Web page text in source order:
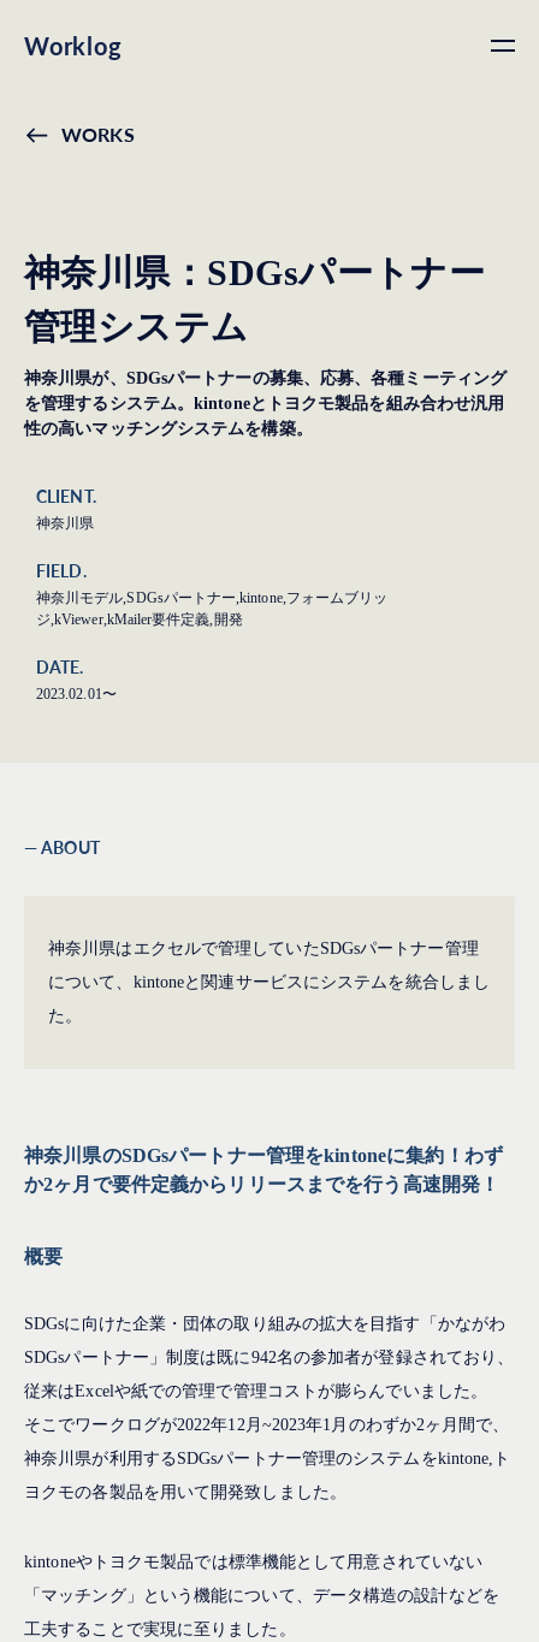
Worklog
WORKS
神奈川県：SDGsパートナー
管理システム
神奈川県が、SDGsパートナーの募集、応募、各種ミーティング
を管理するシステム。kintoneとトヨクモ製品を組み合わせ汎用
性の高いマッチングシステムを構築。
CLIENT.
神奈川県
FIELD.
神奈川モデル,SDGsパートナー,kintone,フォームブリッ
ジ,kViewer,kMailer要件定義,開発
DATE.
2023.02.01〜
— ABOUT
神奈川県はエクセルで管理していたSDGsパートナー管理
について、kintoneと関連サービスにシステムを統合しまし
た。
神奈川県のSDGsパートナー管理をkintoneに集約！わず
か2ヶ月 で要件定義からリリースまでを行う高速開発！
概要
SDGsに向けた企業・団体の取り組みの拡大を目指す「かながわ
SDGsパートナー」制度は既に942名の参加者が登録されており、
従来はExcelや紙での管理で管理コストが膨らんでいました。
そこでワークログが2022年12月~2023年1月のわずか2ヶ月間で、
神奈川県が利用するSDGsパートナー管理のシステムをkintone,ト
ヨクモの各製品を用いて開発致しました。
kintoneやトヨクモ製品では標準機能として用意されていない
「マッチング」という機能について、データ構造の設計などを
工夫することで実現に至りました。